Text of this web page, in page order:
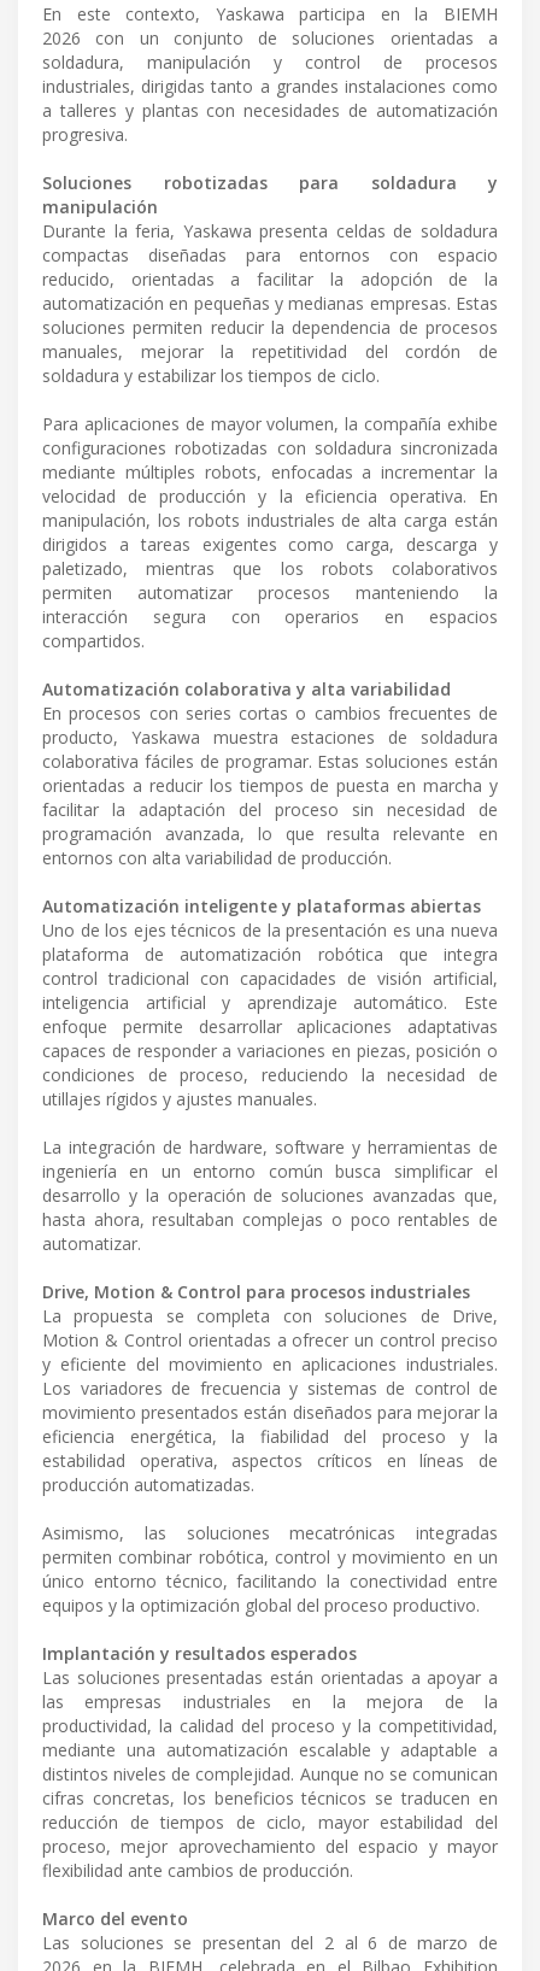
En este contexto, Yaskawa participa en la BIEMH
2026 con un conjunto de soluciones orientadas a
soldadura, manipulación y control de procesos
industriales, dirigidas tanto a grandes instalaciones como
a talleres y plantas con necesidades de automatización
progresiva.
Soluciones robotizadas para soldadura y
manipulación
Durante la feria, Yaskawa presenta celdas de soldadura
compactas diseñadas para entornos con espacio
reducido, orientadas a facilitar la adopción de la
automatización en pequeñas y medianas empresas. Estas
soluciones permiten reducir la dependencia de procesos
manuales, mejorar la repetitividad del cordón de
soldadura y estabilizar los tiempos de ciclo.
Para aplicaciones de mayor volumen, la compañía exhibe
configuraciones robotizadas con soldadura sincronizada
mediante múltiples robots, enfocadas a incrementar la
velocidad de producción y la eficiencia operativa. En
manipulación, los robots industriales de alta carga están
dirigidos a tareas exigentes como carga, descarga y
paletizado, mientras que los robots colaborativos
permiten automatizar procesos manteniendo la
interacción segura con operarios en espacios
compartidos.
Automatización colaborativa y alta variabilidad
En procesos con series cortas o cambios frecuentes de
producto, Yaskawa muestra estaciones de soldadura
colaborativa fáciles de programar. Estas soluciones están
orientadas a reducir los tiempos de puesta en marcha y
facilitar la adaptación del proceso sin necesidad de
programación avanzada, lo que resulta relevante en
entornos con alta variabilidad de producción.
Automatización inteligente y plataformas abiertas
Uno de los ejes técnicos de la presentación es una nueva
plataforma de automatización robótica que integra
control tradicional con capacidades de visión artificial,
inteligencia artificial y aprendizaje automático. Este
enfoque permite desarrollar aplicaciones adaptativas
capaces de responder a variaciones en piezas, posición o
condiciones de proceso, reduciendo la necesidad de
utillajes rígidos y ajustes manuales.
La integración de hardware, software y herramientas de
ingeniería en un entorno común busca simplificar el
desarrollo y la operación de soluciones avanzadas que,
hasta ahora, resultaban complejas o poco rentables de
automatizar.
Drive, Motion & Control para procesos industriales
La propuesta se completa con soluciones de Drive,
Motion & Control orientadas a ofrecer un control preciso
y eficiente del movimiento en aplicaciones industriales.
Los variadores de frecuencia y sistemas de control de
movimiento presentados están diseñados para mejorar la
eficiencia energética, la fiabilidad del proceso y la
estabilidad operativa, aspectos críticos en líneas de
producción automatizadas.
Asimismo, las soluciones mecatrónicas integradas
permiten combinar robótica, control y movimiento en un
único entorno técnico, facilitando la conectividad entre
equipos y la optimización global del proceso productivo.
Implantación y resultados esperados
Las soluciones presentadas están orientadas a apoyar a
las empresas industriales en la mejora de la
productividad, la calidad del proceso y la competitividad,
mediante una automatización escalable y adaptable a
distintos niveles de complejidad. Aunque no se comunican
cifras concretas, los beneficios técnicos se traducen en
reducción de tiempos de ciclo, mayor estabilidad del
proceso, mejor aprovechamiento del espacio y mayor
flexibilidad ante cambios de producción.
Marco del evento
Las soluciones se presentan del 2 al 6 de marzo de